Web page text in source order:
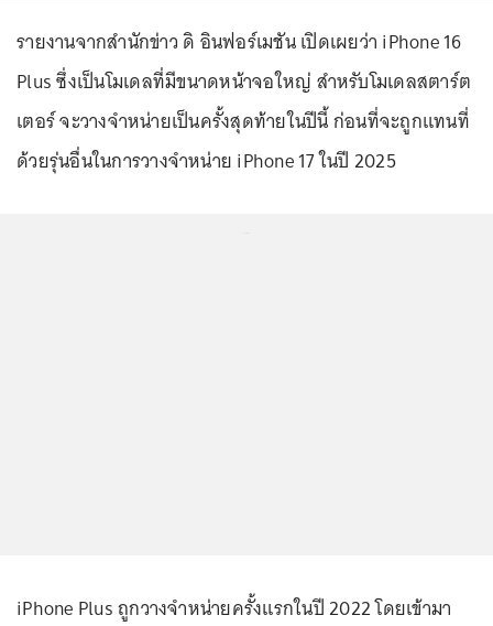
รายงานจากสำนักข่าว ดิ อินฟอร์เมชัน เปิดเผยว่า iPhone 16
Plus ซึ่งเป็นโมเดลที่มีขนาดหน้าจอใหญ่ สำหรับโมเดลสตาร์ต
เตอร์ จะวางจำหน่ายเป็นครั้งสุดท้ายในปีนี้ ก่อนที่จะถูกแทนที่
ด้วยรุ่นอื่นในการวางจำหน่าย iPhone 17 ในปี 2025
iPhone Plus ถูกวางจำหน่ายครั้งแรกในปี 2022 โดยเข้ามา